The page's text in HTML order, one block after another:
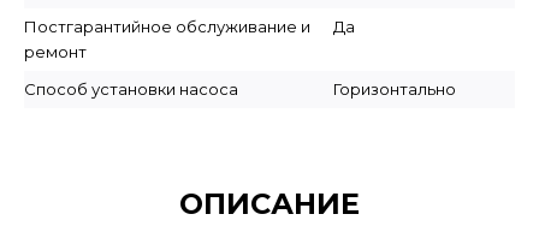
Постгарантийное обслуживание и
ремонт
Да
Способ установки насоса Горизонтально
ОПИСАНИЕ